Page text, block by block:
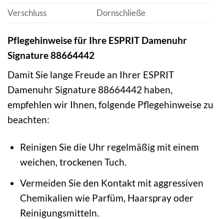
Verschluss
Dornschließe
Pflegehinweise für Ihre ESPRIT Damenuhr
Signature 88664442
Damit Sie lange Freude an Ihrer ESPRIT
Damenuhr Signature 88664442 haben,
empfehlen wir Ihnen, folgende Pflegehinweise zu
beachten:
Reinigen Sie die Uhr regelmäßig mit einem
weichen, trockenen Tuch.
Vermeiden Sie den Kontakt mit aggressiven
Chemikalien wie Parfüm, Haarspray oder
Reinigungsmitteln.